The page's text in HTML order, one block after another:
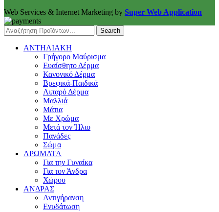
Web Services & Internet Marketing by Super Web Application
Search
ΑΝΤΗΛΙΑΚΗ
Γρήγορο Μαύρισμα
Ευαίσθητο Δέρμα
Κανονικό Δέρμα
Βρεφικά-Παιδικά
Λιπαρό Δέρμα
Μαλλιά
Μάτια
Με Χρώμα
Μετά τον Ήλιο
Πανάδες
Σώμα
ΑΡΩΜΑΤΑ
Για την Γυναίκα
Για τον Άνδρα
Χώρου
ΑΝΔΡΑΣ
Αντιγήρανση
Ενυδάτωση